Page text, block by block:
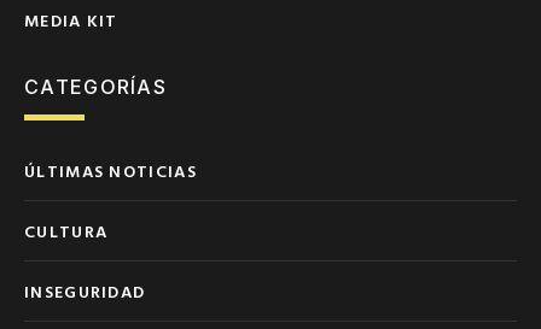
MEDIA KIT
CATEGORÍAS
ÚLTIMAS NOTICIAS
CULTURA
INSEGURIDAD